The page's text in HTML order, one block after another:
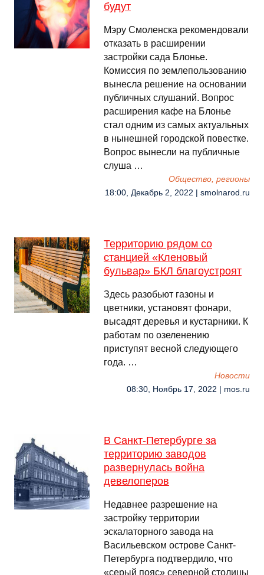
будут
Мэру Смоленска рекомендовали
отказать в расширении
застройки сада Блонье.
Комиссия по землепользованию
вынесла решение на основании
публичных слушаний. Вопрос
расширения кафе на Блонье
стал одним из самых актуальных
в нынешней городской повестке.
Вопрос вынесли на публичные
слуша …
Общество, регионы
18:00, Декабрь 2, 2022 | smolnarod.ru
Территорию рядом со
станцией «Кленовый
бульвар» БКЛ благоустроят
Здесь разобьют газоны и
цветники, установят фонари,
высадят деревья и кустарники. К
работам по озеленению
приступят весной следующего
года. …
Новости
08:30, Ноябрь 17, 2022 | mos.ru
В Санкт-Петербурге за
территорию заводов
развернулась война
девелоперов
Недавнее разрешение на
застройку территории
эскалаторного завода на
Васильевском острове Санкт-
Петербурга подтвердило, что
«серый пояс» северной столицы